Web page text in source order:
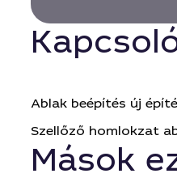
Ablak beépítés új
Szellőző homlokzat
Mások